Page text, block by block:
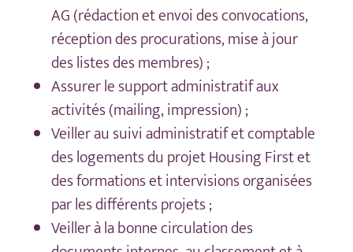
AG (rédaction et envoi des convocations,
réception des procurations, mise à jour
des listes des membres) ;
Assurer le support administratif aux
activités (mailing, impression) ;
Veiller au suivi administratif et comptable
des logements du projet Housing First et
des formations et intervisions organisées
par les différents projets ;
Veiller à la bonne circulation des